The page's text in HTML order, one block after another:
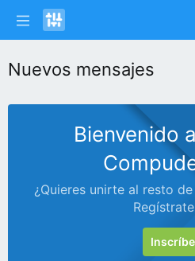
Nuevos mensajes
Bienvenido
¿Quieres unirte al resto